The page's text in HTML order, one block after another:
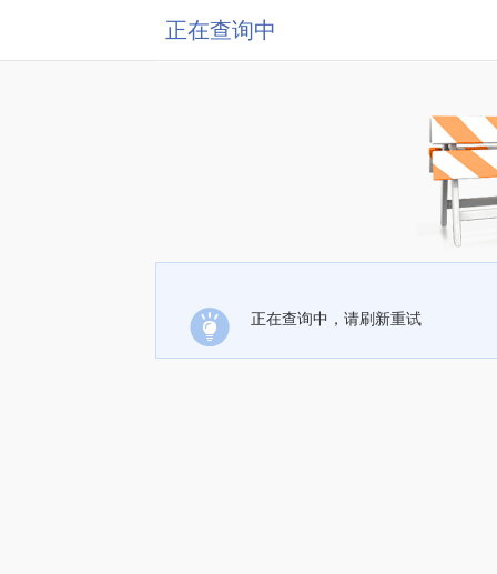
正在查询中
正在查询中，请刷新重试